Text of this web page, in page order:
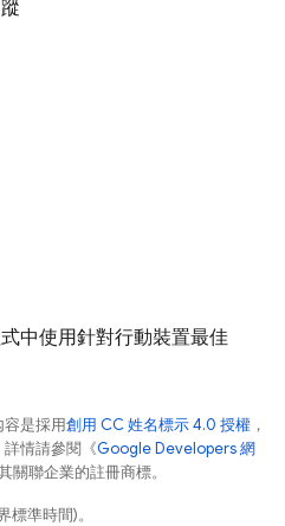
中使用針對行動裝置最佳
是採用創用 CC 姓名標示 4.0 授權 ，
詳情請參閱《Google Developers 網
聯企業的註冊商標。
準時間)。